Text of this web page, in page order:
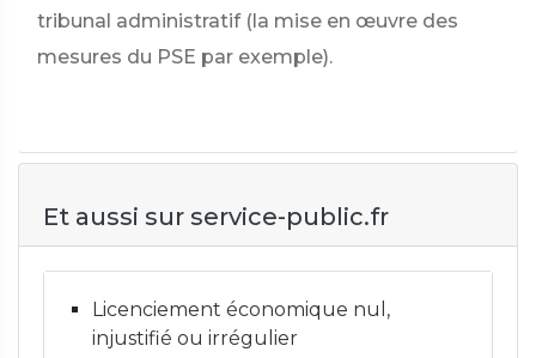
tribunal administratif (la mise en œuvre des
mesures du PSE par exemple).
Et aussi sur service-public.fr
Licenciement économique nul,
injustifié ou irrégulier